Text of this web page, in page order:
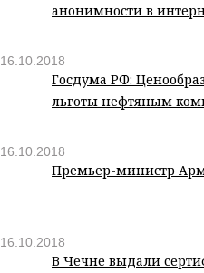
анонимности в
16.10.2018
Госдума РФ:
льготы нефтяным
16.10.2018
Премьер-министр
16.10.2018
В Чечне выдали